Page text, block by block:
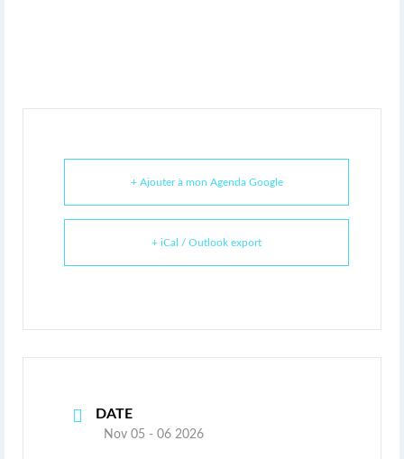
+ Ajouter à mon Agenda Google
+ iCal / Outlook export
DATE
Nov 05 - 06 2026